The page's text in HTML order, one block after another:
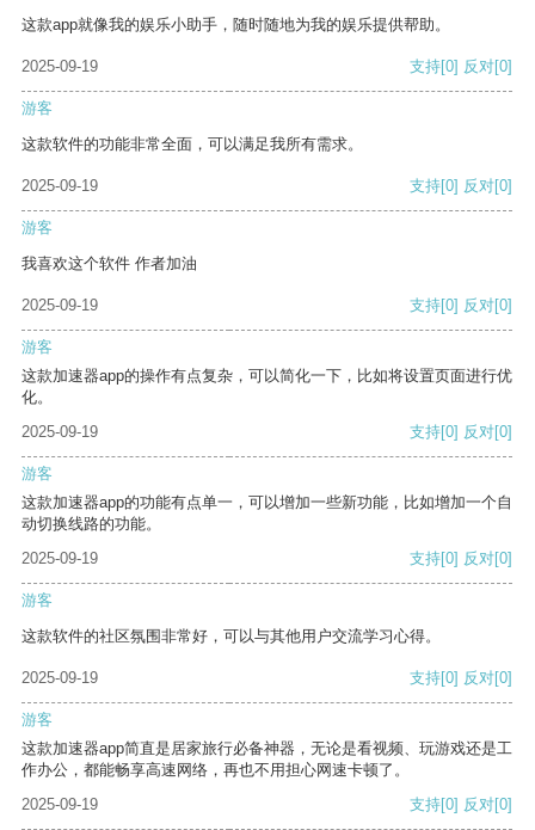
这款app就像我的娱乐小助手，随时随地为我的娱乐提供帮助。
2025-09-19 支持[0] 反对[0]
游客
这款软件的功能非常全面，可以满足我所有需求。
2025-09-19 支持[0] 反对[0]
游客
我喜欢这个软件 作者加油
2025-09-19 支持[0] 反对[0]
游客
这款加速器app的操作有点复杂，可以简化一下，比如将设置页面进行优
化。
2025-09-19
支持[0] 反对[0]
游客
这款加速器app的功能有点单一，可以增加一些新功能，比如增加一个自
动切换线路的功能。
2025-09-19
支持[0] 反对[0]
游客
这款软件的社区氛围非常好，可以与其他用户交流学习心得。
2025-09-19 支持[0] 反对[0]
游客
这款加速器app简直是居家旅行必备神器，无论是看视频、玩游戏还是工
作办公，都能畅享高速网络，再也不用担心网速卡顿了。
2025-09-19
支持[0] 反对[0]